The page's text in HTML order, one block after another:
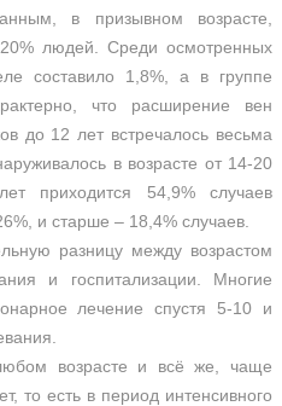
в призывном возрасте,
20% людей. Среди осмотренных
составило 1,8%, а в группе
что расширение вен
до 12 лет встречалось весьма
в возрасте от 14-20
приходится 54,9% случаев
и старше – 18,4% случаев.
разницу между возрастом
и госпитализации. Многие
лечение спустя 5-10 и
возрасте и всё же, чаще
то есть в период интенсивного